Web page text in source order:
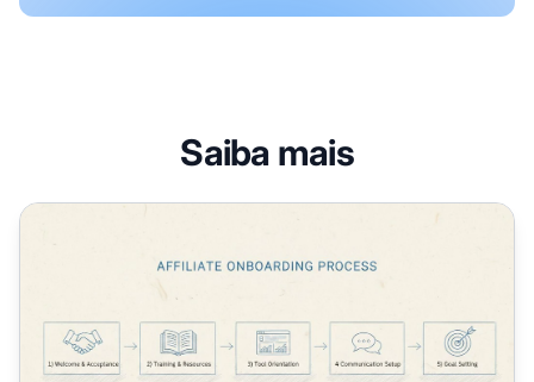
Saiba mais
O que é o Onboarding de Afiliados?